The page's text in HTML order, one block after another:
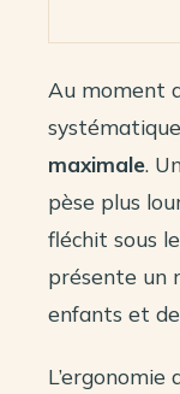
Au moment
maximale.
pèse plus
fléchit sous
présente un
enfants et